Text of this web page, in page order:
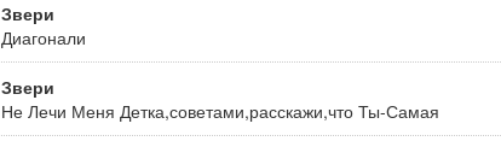
Звери
Диагонали
Звери
Не Лечи Меня Детка,советами,расскажи,что Ты-Самая